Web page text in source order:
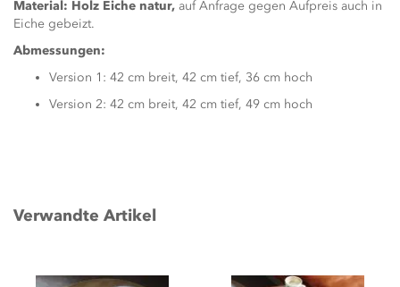
Material: Holz Eiche natur, auf Anfrage gegen Aufpreis auch in
Eiche gebeizt.
Abmessungen:
Version 1: 42 cm breit, 42 cm tief, 36 cm hoch
Version 2: 42 cm breit, 42 cm tief, 49 cm hoch
Verwandte Artikel